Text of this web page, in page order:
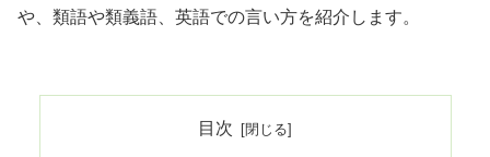
や、類語や類義語、英語での言い方を紹介します。
目次